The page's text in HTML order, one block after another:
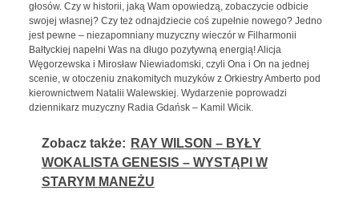
głosów. Czy w historii, jaką Wam opowiedzą, zobaczycie odbicie
swojej własnej? Czy też odnajdziecie coś zupełnie nowego? Jedno
jest pewne – niezapomniany muzyczny wieczór w Filharmonii
Bałtyckiej napełni Was na długo pozytywną energią! Alicja
Węgorzewska i Mirosław Niewiadomski, czyli Ona i On na jednej
scenie, w otoczeniu znakomitych muzyków z Orkiestry Amberto pod
kierownictwem Natalii Walewskiej. Wydarzenie poprowadzi
dziennikarz muzyczny Radia Gdańsk – Kamil Wicik.
Zobacz także: RAY WILSON – BYŁY
WOKALISTA GENESIS – WYSTĄPI W
STARYM MANEŻU